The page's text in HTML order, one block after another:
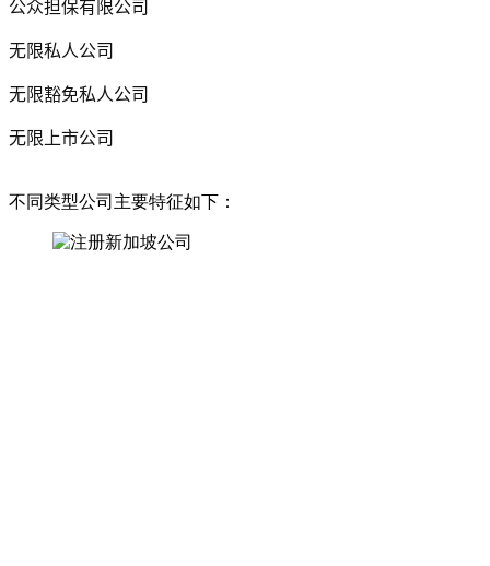
公众担保有限公司
无限私人公司
无限豁免私人公司
无限上市公司
不同类型公司主要特征如下：